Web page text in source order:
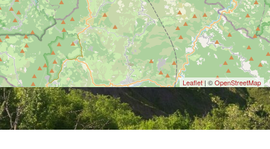
Leaflet | ©OpenStreetMap